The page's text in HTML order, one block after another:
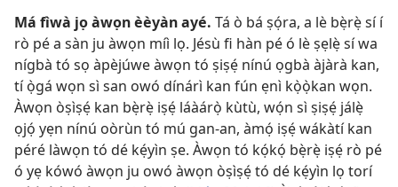
Má fìwà jọ àwọn èèyàn ayé. Tá ò bá ṣọ́ra, a lè bẹ̀rẹ̀ sí í
rò pé a sàn ju àwọn míì lọ. Jésù fi hàn pé ó lè ṣẹlẹ̀ sí wa
nígbà tó sọ àpèjúwe àwọn tó ṣiṣẹ́ nínú ọgbà àjàrà kan,
tí ọ̀gá wọn sì san owó dínárì kan fún ẹnì kọ̀ọ̀kan wọn.
Àwọn òṣìṣẹ́ kan bẹ̀rẹ̀ iṣẹ́ láàárọ̀ kùtù, wọ́n sì ṣiṣẹ́ jálẹ̀
ọjọ́ yẹn nínú oòrùn tó mú gan-an, àmọ́ iṣẹ́ wákàtí kan
péré làwọn tó dé kẹ́yìn ṣe. Àwọn tó kọ́kọ́ bẹ̀rẹ̀ iṣẹ́ rò pé
ó yẹ kówó àwọn ju owó àwọn òṣìṣẹ́ tó dé kẹ́yìn lọ torí